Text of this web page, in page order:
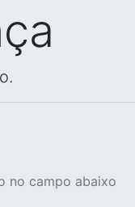
no campo abaixo